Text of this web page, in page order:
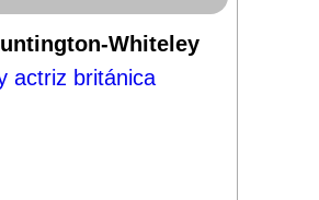
Whiteley
actriz británica